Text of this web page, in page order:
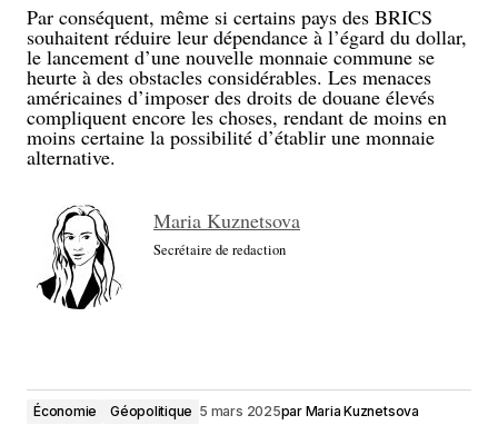
Par conséquent, même si certains pays des BRICS
souhaitent réduire leur dépendance à l’égard du dollar,
le lancement d’une nouvelle monnaie commune se
heurte à des obstacles considérables. Les menaces
américaines d’imposer des droits de douane élevés
compliquent encore les choses, rendant de moins en
moins certaine la possibilité d’établir une monnaie
alternative.
Maria Kuznetsova
Secrétaire de redaction
Économie Géopolitique 5 mars 2025par Maria Kuznetsova